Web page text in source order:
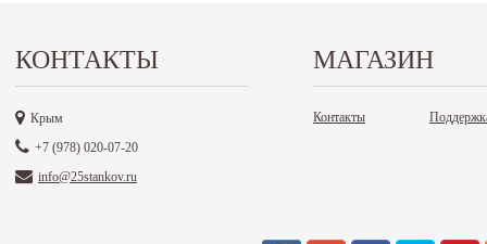
КОНТАКТЫ
Крым
+7 (978) 020-07-20
info@25stankov.ru
МАГАЗИН
Контакты